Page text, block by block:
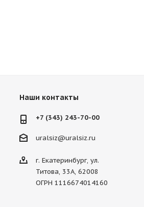
Наши контакты
+7 (343) 243-70-00
uralsiz@uralsiz.ru
г. Екатеринбург, ул.
Титова, 33А, 62008
ОГРН 1116674014160